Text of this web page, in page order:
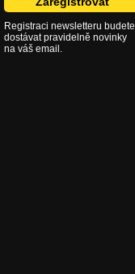
Registraci newsletteru budete
dostávat pravidelně novinky
na váš email.